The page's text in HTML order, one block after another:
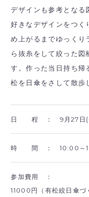
デザインも参考となる
好きなデザインをつく
め上がるまでゆっくり
ら抜糸をして絞った
す。作った当日持ち帰
松を日傘をさして散歩
日 程 ： 9月27日
時 間 ： 10:00～
参加費用 ：
11000円（有松絞日傘